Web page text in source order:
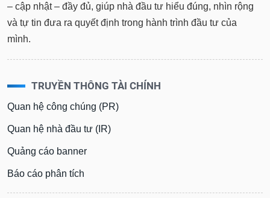
– cập nhật – đầy đủ, giúp nhà đầu tư hiểu đúng, nhìn rộng
và tự tin đưa ra quyết định trong hành trình đầu tư của
mình.
TRUYỀN THÔNG TÀI CHÍNH
Quan hệ công chúng (PR)
Quan hệ nhà đầu tư (IR)
Quảng cáo banner
Báo cáo phân tích